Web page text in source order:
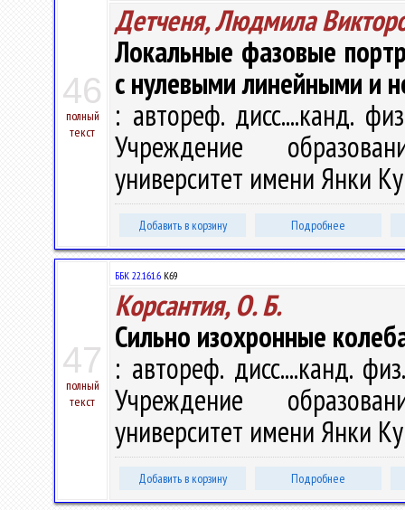
46
полный
текст
Детченя, Людмила
Локальные фазовые
с нулевыми линейными и
: автореф. дисс....канд.
Учреждение
университет имени Янки
Добавить в корзину Подробнее
47
полный
текст
ББК 22.161.6 К69
Корсантия, О. Б.
Сильно изохронные
: автореф. дисс....канд.
Учреждение
университет имени Янки
Добавить в корзину Подробнее